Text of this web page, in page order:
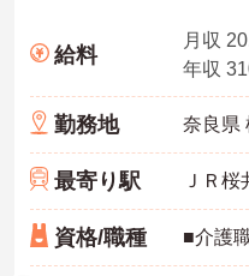
給料
勤務地
最寄り駅
資格/職種